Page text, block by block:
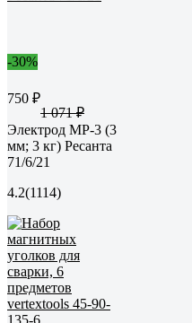
-30%
750 ₽
1 071 ₽
Электрод МР-3 (3
мм; 3 кг) Ресанта
71/6/21
4.2(1114)